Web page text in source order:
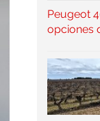
Peugeot
opciones